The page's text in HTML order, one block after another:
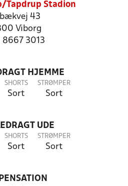
Tapdrup Stadion
43
Viborg
8667 3013
HJEMME
SHORTS
Sort
STRØMPER
Sort
UDE
SHORTS
Sort
STRØMPER
Sort